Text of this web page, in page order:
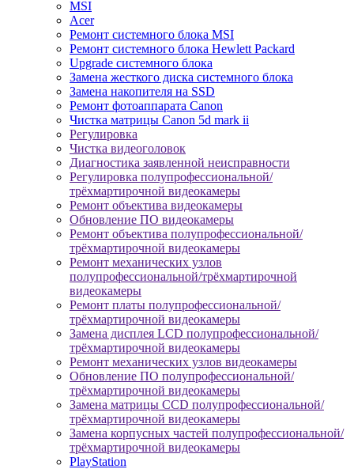
MSI
Acer
Ремонт системного блока MSI
Ремонт системного блока Hewlett Packard
Upgrade системного блока
Замена жесткого диска системного блока
Замена накопителя на SSD
Ремонт фотоаппарата Canon
Чистка матрицы Canon 5d mark ii
Регулировка
Чистка видеоголовок
Диагностика заявленной неисправности
Регулировка полупрофессиональной/
трёхмартирочной видеокамеры
Ремонт объектива видеокамеры
Обновление ПО видеокамеры
Ремонт объектива полупрофессиональной/
трёхмартирочной видеокамеры
Ремонт механических узлов
полупрофессиональной/трёхмартирочной
видеокамеры
Ремонт платы полупрофессиональной/
трёхмартирочной видеокамеры
Замена дисплея LCD полупрофессиональной/
трёхмартирочной видеокамеры
Ремонт механических узлов видеокамеры
Обновление ПО полупрофессиональной/
трёхмартирочной видеокамеры
Замена матрицы CCD полупрофессиональной/
трёхмартирочной видеокамеры
Замена корпусных частей полупрофессиональной/
трёхмартирочной видеокамеры
PlayStation